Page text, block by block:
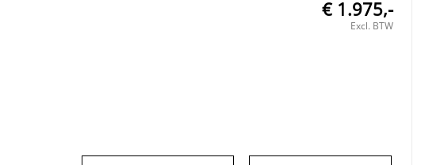
€ 1.975,-
Excl. BTW